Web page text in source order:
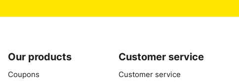
Our products
Coupons
Customer service
Customer service